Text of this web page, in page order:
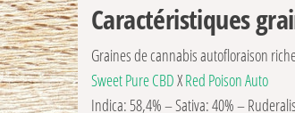
Caractéristiques
Graines de cannabis autofloraison
Sweet Pure CBDXRed Poison Auto
Indica: 58,4% – Sativa: 40% –